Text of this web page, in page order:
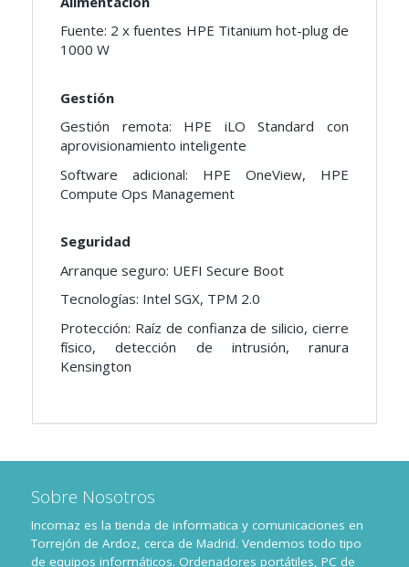
Fuente: 2 x fuentes HPE Titanium hot-plug de
1000 W
Gestión
Gestión remota: HPE iLO Standard con
aprovisionamiento inteligente
Software adicional: HPE OneView, HPE
Compute Ops Management
Seguridad
Arranque seguro: UEFI Secure Boot
Tecnologías: Intel SGX, TPM 2.0
Protección: Raíz de confianza de silicio, cierre
físico, detección de intrusión, ranura
Kensington
Sobre Nosotros
Incomaz es la tienda de informatica y comunicaciones en
Torrejón de Ardoz, cerca de Madrid. Vendemos todo tipo
de equipos informáticos. Ordenadores portátiles, PC de